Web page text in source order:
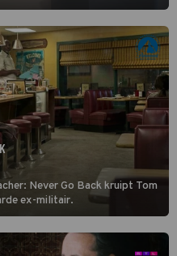
Never Go Back kruipt Tom
ex-militair.